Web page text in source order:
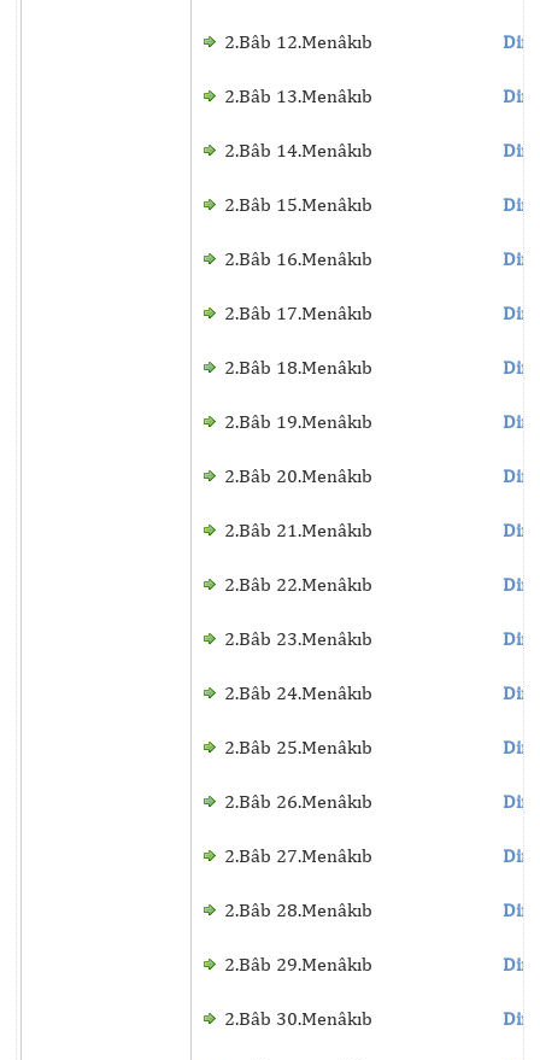
2.Bâb 12.Menâkıb
2.Bâb 13.Menâkıb
2.Bâb 14.Menâkıb
2.Bâb 15.Menâkıb
2.Bâb 16.Menâkıb
2.Bâb 17.Menâkıb
2.Bâb 18.Menâkıb
2.Bâb 19.Menâkıb
2.Bâb 20.Menâkıb
2.Bâb 21.Menâkıb
2.Bâb 22.Menâkıb
2.Bâb 23.Menâkıb
2.Bâb 24.Menâkıb
2.Bâb 25.Menâkıb
2.Bâb 26.Menâkıb
2.Bâb 27.Menâkıb
2.Bâb 28.Menâkıb
2.Bâb 29.Menâkıb
2.Bâb 30.Menâkıb